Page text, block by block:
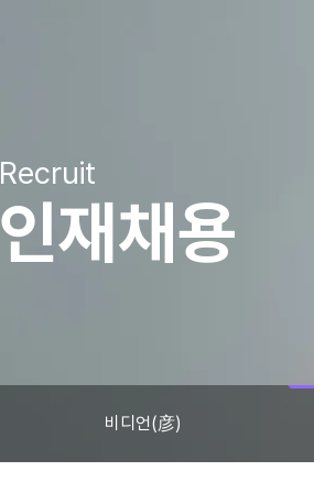
Recruit
인재채용
비디언(彦)